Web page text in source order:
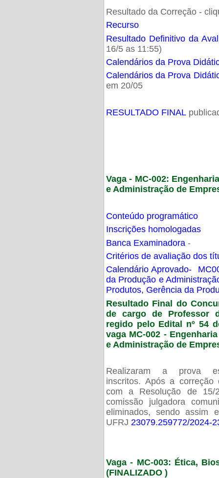
Resultado da Correção -
Recurso
Resultado Definitivo da
16/5 as 11:55)
Calendários da Prova
Calendários da Prova
em 20/05
RESULTADO FINAL
Vaga - MC-002:
e Administração de
Conteúdo programático
Inscrições homologadas
Banca Examinadora -
Critérios de avaliação dos
Calendário Aprovado-
da Produção e
Produtos, Gerência da
Resultado Final do
de cargo de Professor
regido pelo Edital nº 54
vaga MC-002 -
e Administração de
Realizaram a prova
inscritos. Após a
com a Resolução de 15/
comissão julgadora
eliminados, sendo assim
UFRJ 23079.259772/2024-
Vaga - MC-003: Ética,
(FINALIZADO )